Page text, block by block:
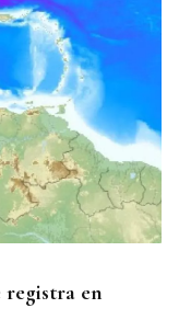
una colisión en
registra en